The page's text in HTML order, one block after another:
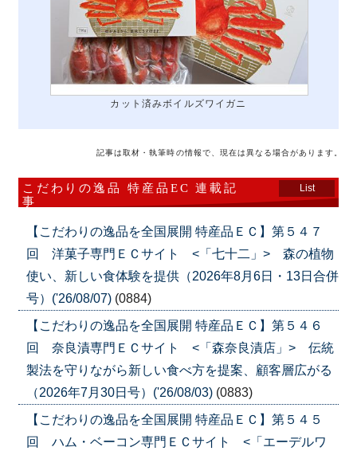
カット済みボイルズワイガニ
記事は取材・執筆時の情報で、現在は異なる場合があります。
こだわりの逸品 特産品EC 連載記
事
List
【こだわりの逸品を全国展開 特産品ＥＣ】第５４７
回 洋菓子専門ＥＣサイト <「七十二」> 森の植物
使い、新しい食体験を提供（2026年8月6日・13日合併
号）('26/08/07) (0884)
【こだわりの逸品を全国展開 特産品ＥＣ】第５４６
回 奈良漬専門ＥＣサイト <「森奈良漬店」> 伝統
製法を守りながら新しい食べ方を提案、顧客層広がる
（2026年7月30日号）('26/08/03) (0883)
【こだわりの逸品を全国展開 特産品ＥＣ】第５４５
回 ハム・ベーコン専門ＥＣサイト <「エーデルワ